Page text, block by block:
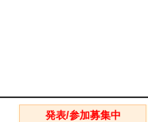
発表/参加募集中